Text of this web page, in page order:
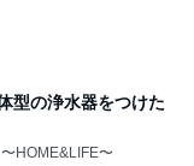
型の浄水器をつけた
HOME&LIFE〜